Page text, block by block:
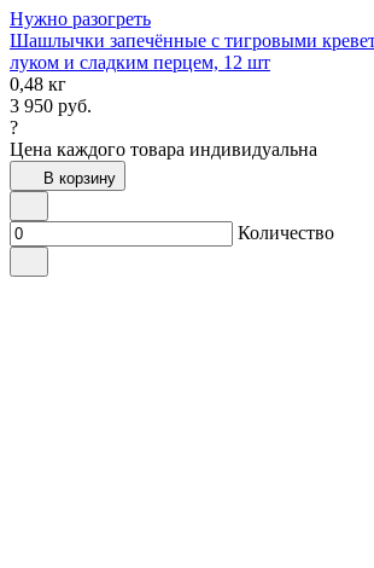
Нужно разогреть
Шашлычки запечённые с тигровыми
луком и сладким перцем, 12 шт
0,48 кг
3 950 руб.
?
Цена каждого товара индивидуальна
В корзину
Количество